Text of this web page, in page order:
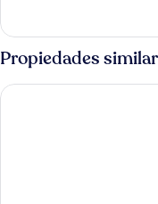
Propiedades
Dña Monse Hotel Spa &